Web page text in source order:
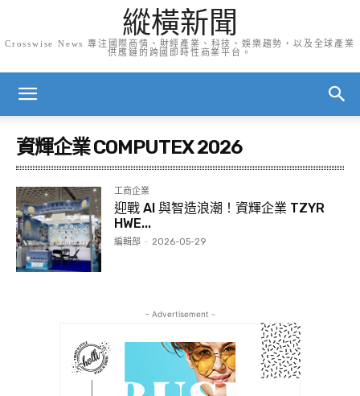
縱橫新聞
Crosswise News 專注國際商情、財經產業、科技、娛樂趨勢，以及全球產業
供應鏈的跨國即時性商業平台。
資輝企業 COMPUTEX 2026
工商企業
迎戰 AI 與智造浪潮！資輝企業 TZYR
HWE...
編輯部 - 2026-05-29
- Advertisement -